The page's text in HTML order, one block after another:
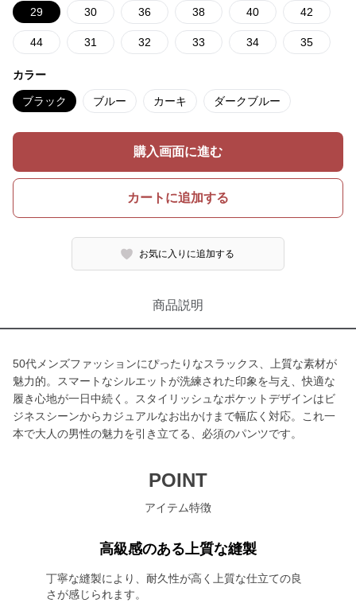
29 30 36 38 40 42
44 31 32 33 34 35
カラー
ブラック ブルー カーキ ダークブルー
購入画面に進む
カートに追加する
お気に入りに追加する
商品説明
50代メンズファッションにぴったりなスラックス、上質な素材が
魅力的。スマートなシルエットが洗練された印象を与え、快適な
履き心地が一日中続く。スタイリッシュなポケットデザインはビ
ジネスシーンからカジュアルなお出かけまで幅広く対応。これ一
本で大人の男性の魅力を引き立てる、必須のパンツです。
POINT
アイテム特徴
高級感のある上質な縫製
丁寧な縫製により、耐久性が高く上質な仕立ての良
さが感じられます。